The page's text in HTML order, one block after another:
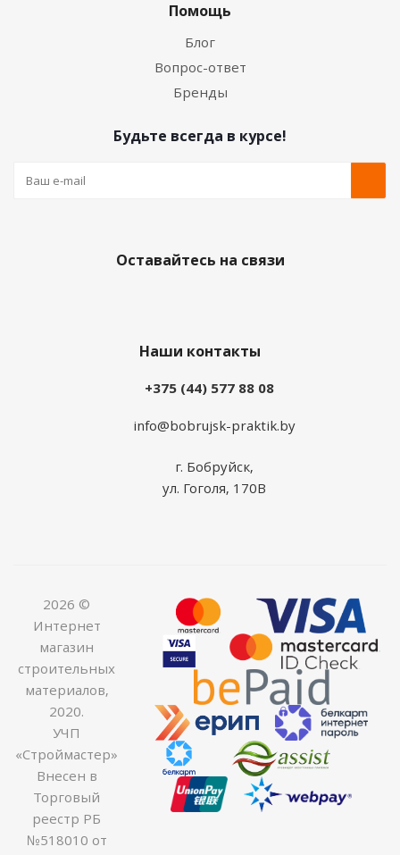
Помощь
Блог
Вопрос-ответ
Бренды
Будьте всегда в курсе!
Оставайтесь на связи
Наши контакты
+375 (44) 577 88 08
info@bobrujsk-praktik.by
г. Бобруйск,
ул. Гоголя, 170В
2026 ©
Интернет
магазин
строительных
материалов,
2020.
УЧП
«Строймастер»
Внесен в
Торговый
реестр РБ
№518010 от